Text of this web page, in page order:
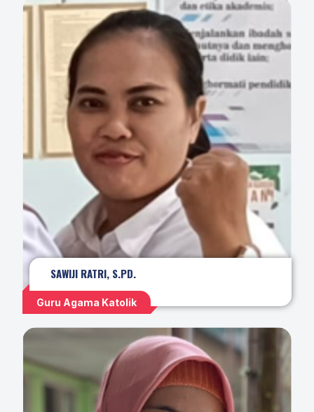
SAWIJI RATRI, S.PD.
Guru Agama Katolik